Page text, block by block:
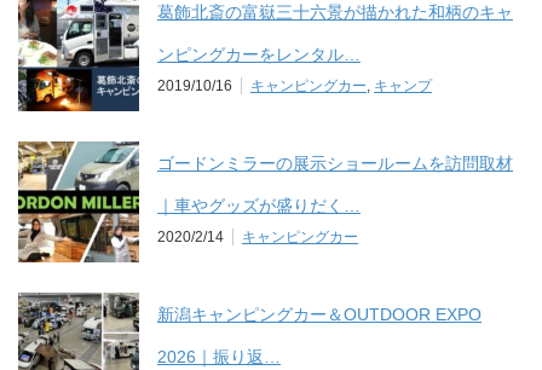
葛飾北斎の富嶽三十六景が描かれた和柄のキャ
ンピングカーをレンタル…
2019/10/16 キャンピングカー キャンプ
ゴードンミラーの展示ショールームを訪問取材
｜車やグッズが盛りだく…
2020/2/14 キャンピングカー
新潟キャンピングカー＆OUTDOOR EXPO
2026｜振り返…